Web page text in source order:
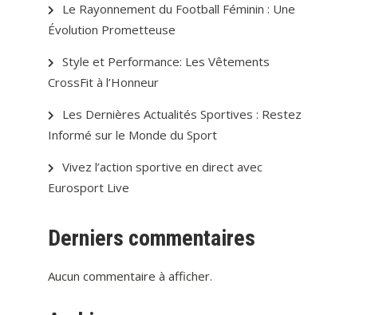
Le Rayonnement du Football Féminin : Une
Évolution Prometteuse
Style et Performance: Les Vêtements
CrossFit à l’Honneur
Les Dernières Actualités Sportives : Restez
Informé sur le Monde du Sport
Vivez l’action sportive en direct avec
Eurosport Live
Derniers commentaires
Aucun commentaire à afficher.